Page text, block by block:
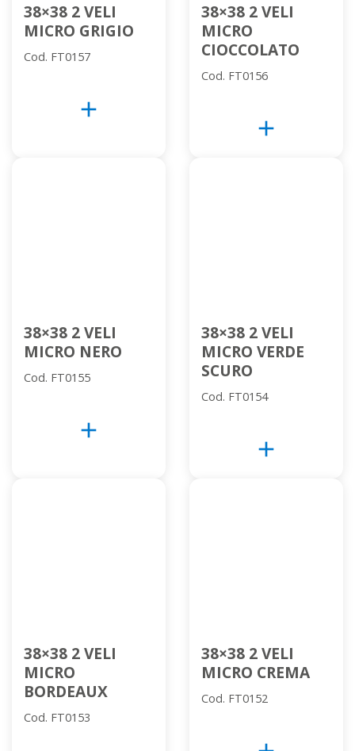
38×38 2 VELI
MICRO GRIGIO
Cod. FT0157
add
38×38 2 VELI
MICRO
CIOCCOLATO
Cod. FT0156
add
38×38 2 VELI
MICRO NERO
Cod. FT0155
add
38×38 2 VELI
MICRO VERDE
SCURO
Cod. FT0154
add
38×38 2 VELI
MICRO
BORDEAUX
Cod. FT0153
38×38 2 VELI
MICRO CREMA
Cod. FT0152